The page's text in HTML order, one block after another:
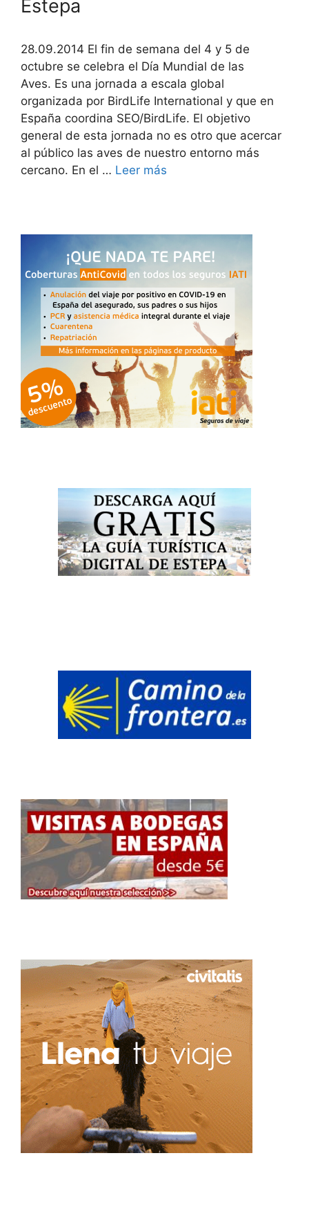
Estepa
28.09.2014 El fin de semana del 4 y 5 de
octubre se celebra el Día Mundial de las
Aves. Es una jornada a escala global
organizada por BirdLife International y que en
España coordina SEO/BirdLife. El objetivo
general de esta jornada no es otro que acercar
al público las aves de nuestro entorno más
cercano. En el … Leer más